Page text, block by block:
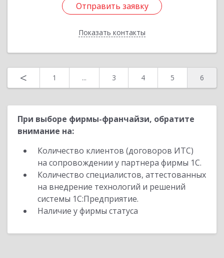
Отправить заявку
Показать контакты
Отправить заявку
Назад
< 1 ... 3 4 5 6
При выборе фирмы-франчайзи, обратите
внимание на:
Количество клиентов (договоров ИТС)
на сопровождении у партнера фирмы 1С.
Количество специалистов, аттестованных
на внедрение технологий и решений
системы 1С:Предприятие.
Наличие у фирмы статуса